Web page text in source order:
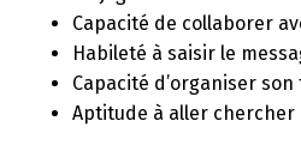
Capacité de collaborer
Habileté à saisir le
Capacité d’organiser
Aptitude à aller chercher